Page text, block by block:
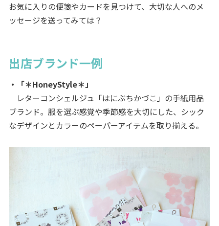
お気に入りの便箋やカードを見つけて、大切な人へのメ
ッセージを送ってみては？
出店ブランド一例
・「＊HoneyStyle＊」
レターコンシェルジュ「はにぶちかづこ」の手紙用品
ブランド。服を選ぶ感覚や季節感を大切にした、シック
なデザインとカラーのペーパーアイテムを取り揃える。